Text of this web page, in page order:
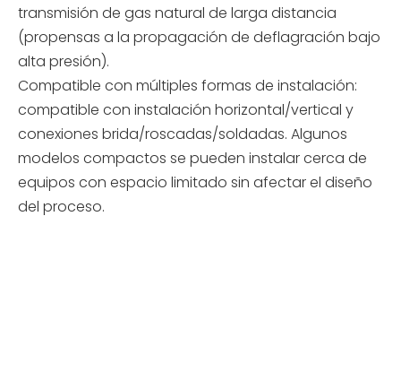
transmisión de gas natural de larga distancia
(propensas a la propagación de deflagración bajo
alta presión).
Compatible con múltiples formas de instalación:
compatible con instalación horizontal/vertical y
conexiones brida/roscadas/soldadas. Algunos
modelos compactos se pueden instalar cerca de
equipos con espacio limitado sin afectar el diseño
del proceso.